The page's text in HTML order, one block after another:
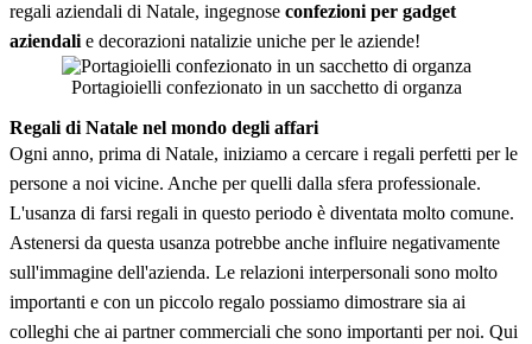
regali aziendali di Natale, ingegnose confezioni per gadget
aziendali e decorazioni natalizie uniche per le aziende!
Portagioielli confezionato in un sacchetto di organza
Regali di Natale nel mondo degli affari
Ogni anno, prima di Natale, iniziamo a cercare i regali perfetti per le
persone a noi vicine. Anche per quelli dalla sfera professionale.
L'usanza di farsi regali in questo periodo è diventata molto comune.
Astenersi da questa usanza potrebbe anche influire negativamente
sull'immagine dell'azienda. Le relazioni interpersonali sono molto
importanti e con un piccolo regalo possiamo dimostrare sia ai
colleghi che ai partner commerciali che sono importanti per noi. Qui